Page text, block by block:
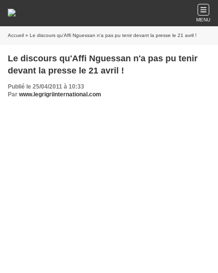
MENU
Accueil » Le discours qu'Affi Nguessan n'a pas pu tenir devant la presse le 21 avril !
Le discours qu'Affi Nguessan n'a pas pu tenir
devant la presse le 21 avril !
Publié le 25/04/2011 à 10:33
Par www.legrigriinternational.com